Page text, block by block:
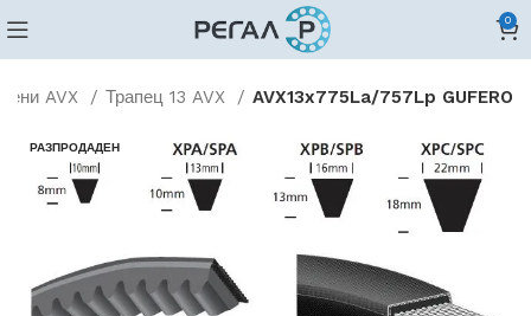
0
AVX Трапец 13 AVX AVX13x775La/757Lp GUFERO
РАЗПРОДАДЕН